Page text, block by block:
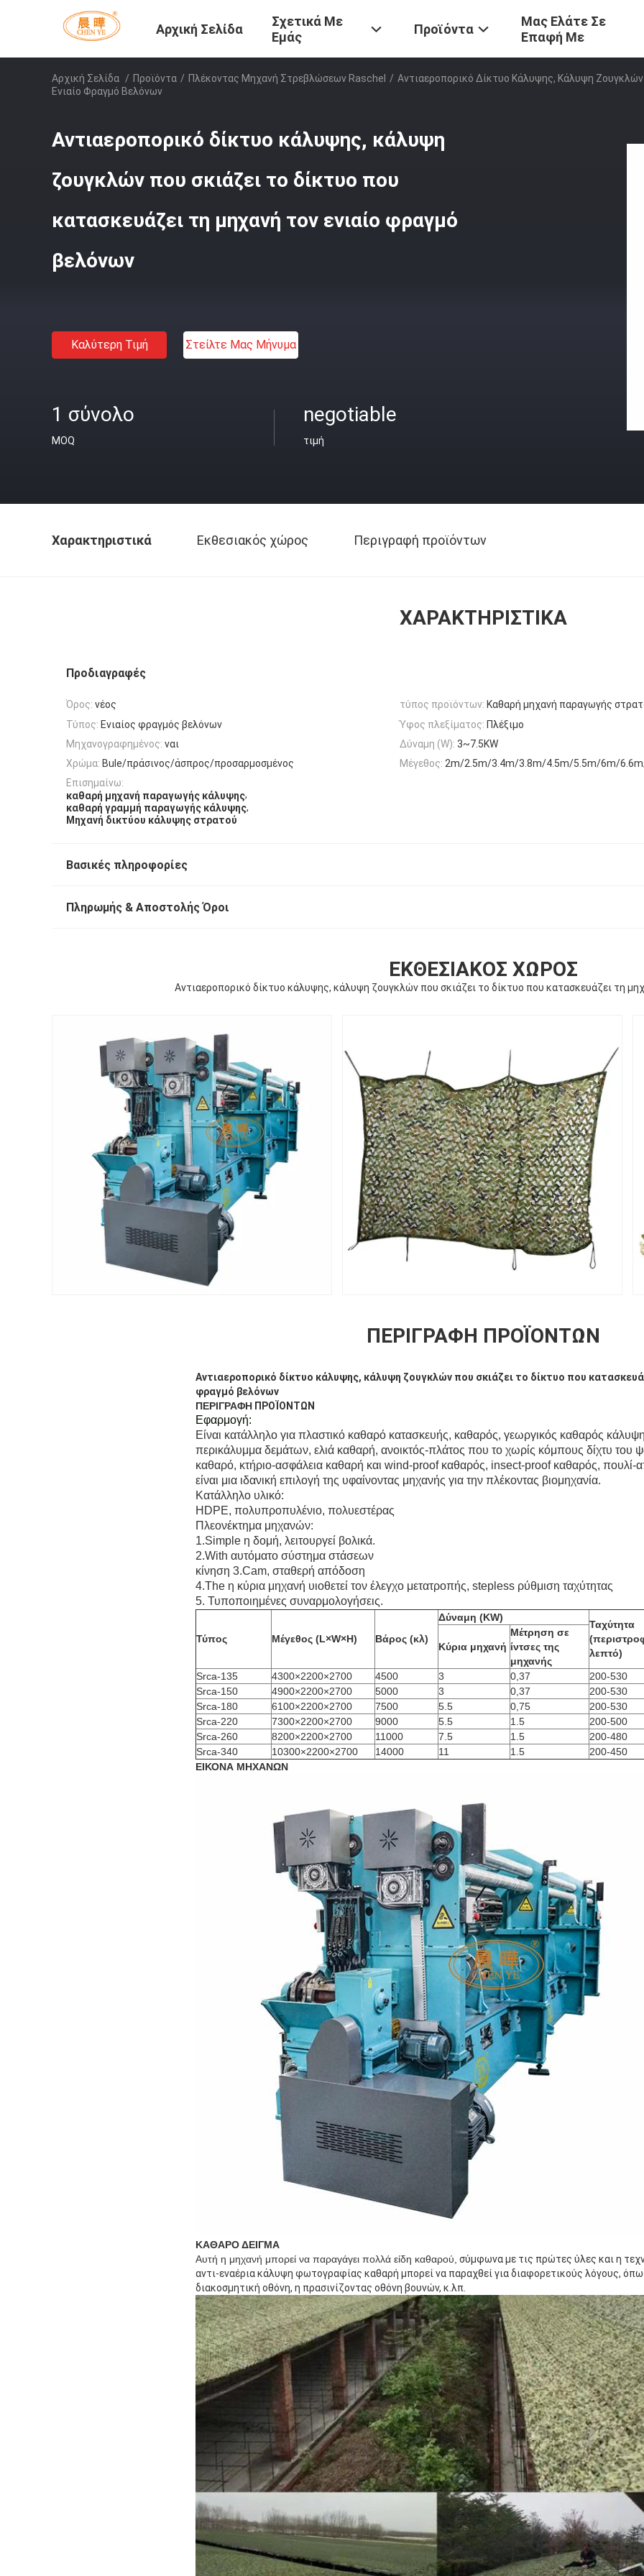
Αρχική Σελίδα
Σχετικά Με
Εμάς
Προϊόντα
Μας Ελάτε Σε
Επαφή Με
Αρχική Σελίδα / Προϊόντα / Πλέκοντας Μηχανή Στρεβλώσεων Raschel / Αντιαεροπορικό Δίκτυο Κάλυψης, Κάλυψη
Ενιαίο Φραγμό Βελόνων
Αντιαεροπορικό δίκτυο κάλυψης, κάλυψη
ζουγκλών που σκιάζει το δίκτυο που
κατασκευάζει τη μηχανή τον ενιαίο φραγμό
βελόνων
Καλύτερη Τιμή Στείλτε Μας Μήνυμα
1 σύνολο
MOQ
negotiable
τιμή
Χαρακτηριστικά Εκθεσιακός χώρος Περιγραφή προϊόντων
ΧΑΡΑΚΤΗΡΙΣΤΙΚΆ
Προδιαγραφές
Όρος: νέος τύπος προϊόντων: Καθαρή μηχανή παραγωγής
Τύπος: Ενιαίος φραγμός βελόνων Ύφος πλεξίματος: Πλέξιμο
Μηχανογραφημένος: ναι Δύναμη (W): 3~7.5KW
Χρώμα: Bule/πράσινος/άσπρος/προσαρμοσμένος Μέγεθος: 2m/2.5m/3.4m/3.8m/4.5m/5.5m/6m/
Επισημαίνω:
καθαρή μηχανή παραγωγής κάλυψης,
καθαρή γραμμή παραγωγής κάλυψης,
Μηχανή δικτύου κάλυψης στρατού
Βασικές πληροφορίες
Πληρωμής & Αποστολής Όροι
ΕΚΘΕΣΙΑΚΌΣ ΧΏΡΟΣ
Αντιαεροπορικό δίκτυο κάλυψης, κάλυψη ζουγκλών που σκιάζει το δίκτυο που κατασκευάζει τη
ΠΕΡΙΓΡΑΦΉ ΠΡΟΪΌΝΤΩΝ
Αντιαεροπορικό δίκτυο κάλυψης, κάλυψη ζουγκλών που σκιάζει το δίκτυο που
φραγμό βελόνων
ΠΕΡΙΓΡΑΦΗ ΠΡΟΪΟΝΤΩΝ
Εφαρμογή:
Είναι κατάλληλο για πλαστικό καθαρό κατασκευής, καθαρός, γεωργικός καθαρός
περικάλυμμα δεμάτων, ελιά καθαρή, ανοικτός-πλάτος που το χωρίς κόμπους δίχτυ του
καθαρό, κτήριο-ασφάλεια καθαρή και wind-proof καθαρός, insect-proof καθαρός, πουλί-
είναι μια ιδανική επιλογή της υφαίνοντας μηχανής για την πλέκοντας βιομηχανία.
Κατάλληλο υλικό:
HDPE, πολυπροπυλένιο, πολυεστέρας
Πλεονέκτημα μηχανών:
1.Simple η δομή, λειτουργεί βολικά.
2.With αυτόματο σύστημα στάσεων
κίνηση 3.Cam, σταθερή απόδοση
4.The η κύρια μηχανή υιοθετεί τον έλεγχο μετατροπής, stepless ρύθμιση ταχύτητας
5. Τυποποιημένες συναρμολογήσεις.
Τύπος Μέγεθος (L×W×H) Βάρος (κλ)
Δύναμη (KW)
Ταχύτητα
λεπτό)
Κύρια μηχανή
Μέτρηση σε
ίντσες της
μηχανής
Srca-135
4300×2200×2700 4500 3 0,37
200-530
Srca-150
4900×2200×2700 5000 3 0,37
200-530
Srca-180
6100×2200×2700 7500 5.5 0,75
200-530
Srca-220
7300×2200×2700 9000 5.5 1.5
200-500
Srca-260
8200×2200×2700 11000 7.5 1.5
200-480
Srca-340
10300×2200×2700 14000 11 1.5
200-450
ΕΙΚΟΝΑ ΜΗΧΑΝΩΝ
ΚΑΘΑΡΟ ΔΕΙΓΜΑ
Αυτή η μηχανή μπορεί να παραγάγει πολλά είδη καθαρού, σύμφωνα με τις πρώτες ύλες και η
αντι-εναέρια κάλυψη φωτογραφίας καθαρή μπορεί να παραχθεί για διαφορετικούς λόγους,
διακοσμητική οθόνη, η πρασινίζοντας οθόνη βουνών, κ.λπ.